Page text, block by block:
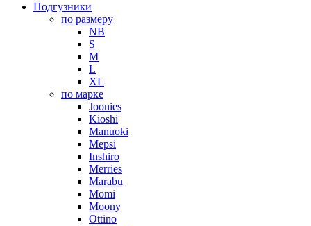
Подгузники
по размеру
NB
S
M
L
XL
по марке
Joonies
Kioshi
Manuoki
Mepsi
Inshiro
Merries
Marabu
Momi
Moony
Ottino